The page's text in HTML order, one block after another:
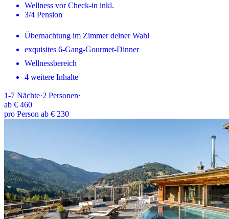
Wellness vor Check-in inkl.
3/4 Pension
Übernachtung im Zimmer deiner Wahl
exquisites 6-Gang-Gourmet-Dinner
Wellnessbereich
4 weitere Inhalte
1-7 Nächte·2 Personen·
ab € 460
pro Person ab € 230